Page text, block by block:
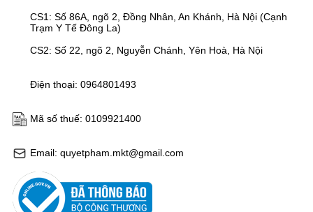
Email: quyetpham.mkt@gmail.com
Mã số thuế: 0109921400
Điện thoại: 0964801493
CS1: Số 86A, ngõ 2, Đồng Nhân, An Khánh, Hà Nội (Cạnh
Trạm Y Tế Đông La)
CS2: Số 22, ngõ 2, Nguyễn Chánh, Yên Hoà, Hà Nội